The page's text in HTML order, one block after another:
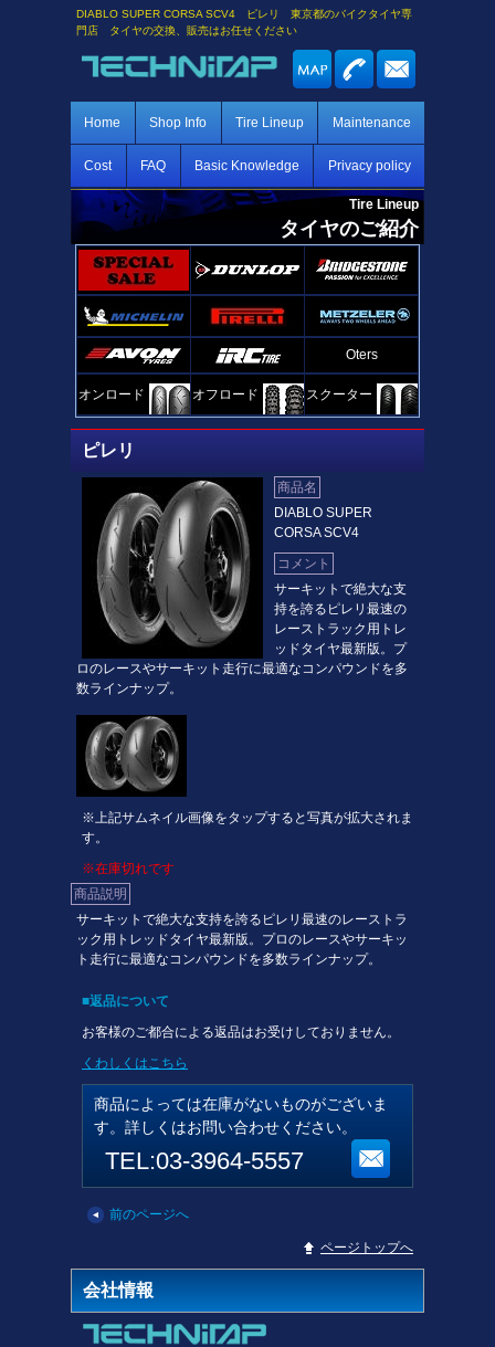
DIABLO SUPER CORSA SCV4 ピレリ 東京都のバイクタイヤ専
門店 タイヤの交換、販売はお任せください
Home Shop Info Tire Lineup Maintenance
Cost FAQ Basic Knowledge Privacy policy
Tire Lineup
タイヤのご紹介
Oters
オンロード オフロード スクーター
ピレリ
商品名
DIABLO SUPER
CORSA SCV4
コメント
サーキットで絶大な支
持を誇るピレリ最速の
レーストラック用トレ
ッドタイヤ最新版。プ
ロのレースやサーキット走行に最適なコンパウンドを多
数ラインナップ。
※上記サムネイル画像をタップすると写真が拡大されま
す。
※在庫切れです
商品説明
サーキットで絶大な支持を誇るピレリ最速のレーストラ
ック用トレッドタイヤ最新版。プロのレースやサーキッ
ト走行に最適なコンパウンドを多数ラインナップ。
■返品について
お客様のご都合による返品はお受けしておりません。
くわしくはこちら
商品によっては在庫がないものがございま
す。詳しくはお問い合わせください。
TEL:03-3964-5557
▲ 前のページへ
ページトップへ
会社情報